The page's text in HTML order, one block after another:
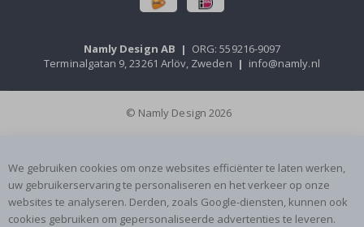
Namly Design AB | ORG: 559216-9097
Terminalgatan 9, 23261 Arlöv, Zweden | info@namly.nl
© Namly Design 2026
We gebruiken cookies om onze websites efficiënter te laten werken,
uw gebruikerservaring te personaliseren en het verkeer op onze
websites te analyseren. Derden, zoals Google-diensten, kunnen ook
cookies gebruiken om gepersonaliseerde advertenties te leveren.